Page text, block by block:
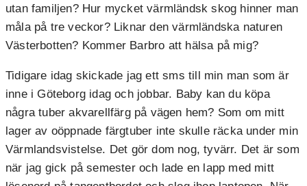
utan familjen? Hur mycket värmländsk skog hinner man
måla på tre veckor? Liknar den värmländska naturen
Västerbotten? Kommer Barbro att hälsa på mig?
Tidigare idag skickade jag ett sms till min man som är
inne i Göteborg idag och jobbar. Baby kan du köpa
några tuber akvarellfärg på vägen hem? Som om mitt
lager av oöppnade färgtuber inte skulle räcka under min
Värmlandsvistelse. Det gör dom nog, tyvärr. Det är som
när jag gick på semester och lade en lapp med mitt